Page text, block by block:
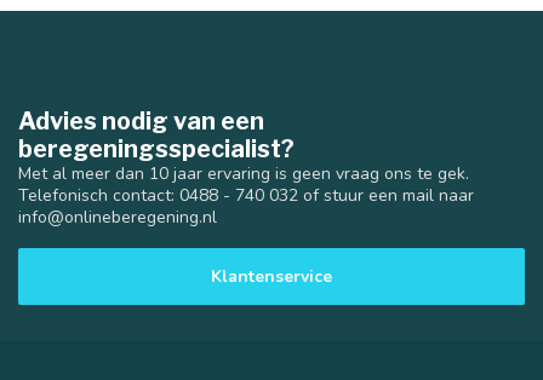
Advies nodig van een
beregeningsspecialist?
Met al meer dan 10 jaar ervaring is geen vraag ons te gek.
Telefonisch contact: 0488 - 740 032 of stuur een mail naar
info@onlineberegening.nl
Klantenservice